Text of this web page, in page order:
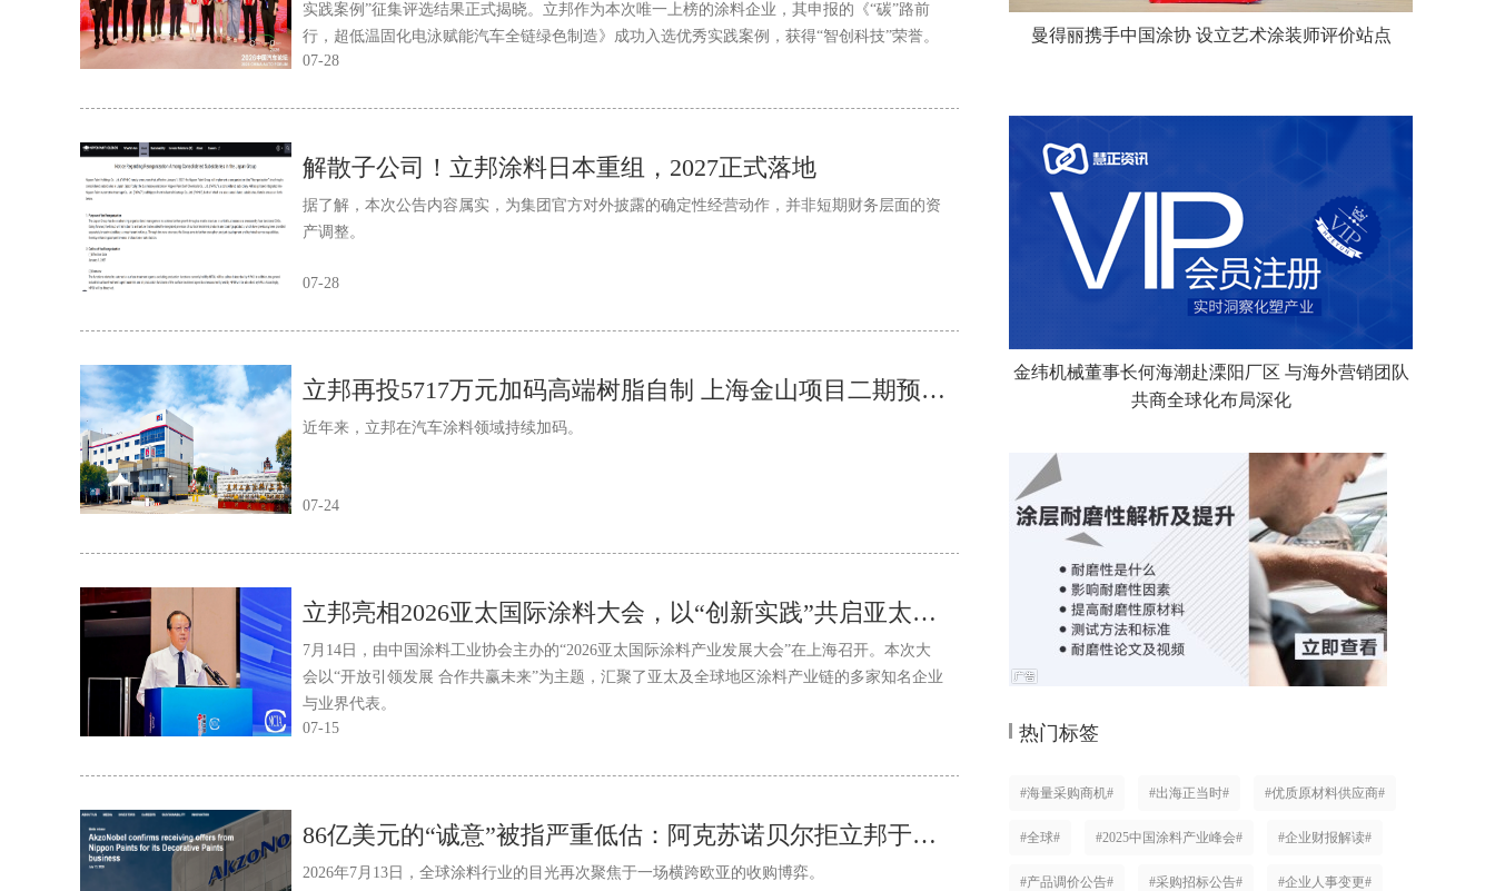
实践案例”征集评选结果正式揭晓。立邦作为本次唯一上榜的涂料企业，其申报的《“碳”路前
行，超低温固化电泳赋能汽车全链绿色制造》成功入选优秀实践案例，获得“智创科技”荣誉。
07-28
解散子公司！立邦涂料日本重组，2027正式落地
据了解，本次公告内容属实，为集团官方对外披露的确定性经营动作，并非短期财务层面的资
产调整。
07-28
立邦再投5717万元加码高端树脂自制 上海金山项目二期预计2027年建成
近年来，立邦在汽车涂料领域持续加码。
07-24
立邦亮相2026亚太国际涂料大会，以“创新实践”共启亚太产业高质量新程
7月14日，由中国涂料工业协会主办的“2026亚太国际涂料产业发展大会”在上海召开。本次大
会以“开放引领发展 合作共赢未来”为主题，汇聚了亚太及全球地区涂料产业链的多家知名企业
与业界代表。
07-15
86亿美元的“诚意”被指严重低估：阿克苏诺贝尔拒立邦于门外的真正原因
2026年7月13日，全球涂料行业的目光再次聚焦于一场横跨欧亚的收购博弈。
曼得丽携手中国涂协 设立艺术涂装师评价站点
金纬机械董事长何海潮赴溧阳厂区 与海外营销团队
共商全球化布局深化
热门标签
#海量采购商机# #出海正当时# #优质原材料供应商#
#全球# #2025中国涂料产业峰会# #企业财报解读#
#产品调价公告# #采购招标公告# #企业人事变更#